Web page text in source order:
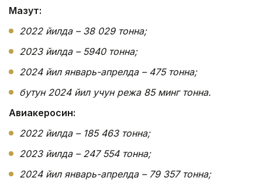
Мазут:
2022 йилда – 38 029 тонна;
2023 йилда – 5940 тонна;
2024 йил январь-апрелда – 475 тонна;
бутун 2024 йил учун режа 85 минг тонна.
Авиакеросин:
2022 йилда – 185 463 тонна;
2023 йилда – 247 554 тонна;
2024 йил январь-апрелда – 79 357 тонна;